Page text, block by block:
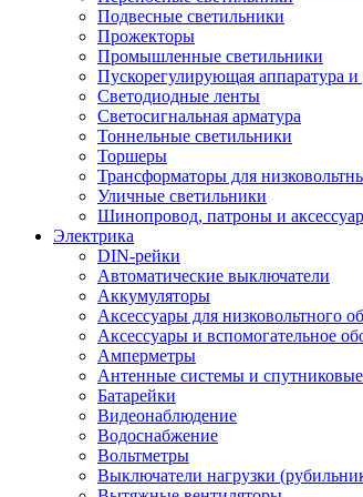
Подвесные светильники
Прожекторы
Промышленные светильники
Пускорегулирующая аппаратура
Светодиодные ленты
Светосигнальная арматура
Тоннельные светильники
Торшеры
Трансформаторы для
Уличные светильники
Шинопровод, патроны и
Электрика
DIN-рейки
Автоматические выключатели
Аккумуляторы
Аксессуары для низковольтного
Аксессуары и вспомогательное
Амперметры
Антенные системы и
Батарейки
Видеонаблюдение
Водоснабжение
Вольтметры
Выключатели нагрузки